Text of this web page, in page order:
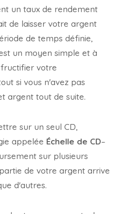
un taux de rendement
de laisser votre argent
de temps définie,
un moyen simple et à
votre
si vous n'avez pas
argent tout de suite.
sur un seul CD,
appelée Échelle de CD–
sur plusieurs
de votre argent arrive
d'autres.